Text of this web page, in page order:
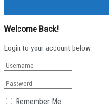
Welcome Back!
Login to your account below
Remember Me